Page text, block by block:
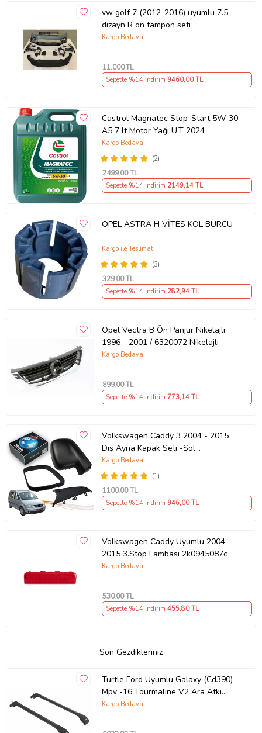
vw golf 7 (2012-2016) uyumlu 7.5
dizayn R ön tampon seti
Kargo Bedava
11.000TL
Sepette %14 İndirim 9460,00 TL
Castrol Magnatec Stop-Start 5W-30
A5 7 lt Motor Yağı Ü.T 2024
(2)
Kargo Bedava
2499,00 TL
Sepette %14 İndirim 2149,14 TL
OPEL ASTRA H VİTES KOL BURCU
(3)
Kargo ile Teslimat
329,00 TL
Sepette %14 İndirim 282,94 TL
Opel Vectra B Ön Panjur Nikelajlı
1996 - 2001 / 6320072 Nikelajlı
Kargo Bedava
899,00 TL
Sepette %14 İndirim 773,14 TL
Volkswagen Caddy 3 2004 - 2015
Dış Ayna Kapak Seti -Sol
7E18575289 B9
(1)
Kargo Bedava
1100,00 TL
Sepette %14 İndirim 946,00 TL
Volkswagen Caddy Uyumlu 2004-
2015 3.Stop Lambası 2k0945087c
Kargo Bedava
530,00 TL
Sepette %14 İndirim 455,80 TL
Son Gezdikleriniz
Turtle Ford Uyumlu Galaxy (Cd390)
Mpv -16 Tourmaline V2 Ara Atkı
Siyah Set 2'li Renk Ver 1 (Karışık)
Kargo Bedava